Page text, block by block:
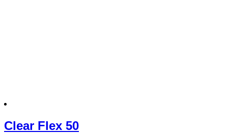
Clear Flex 50